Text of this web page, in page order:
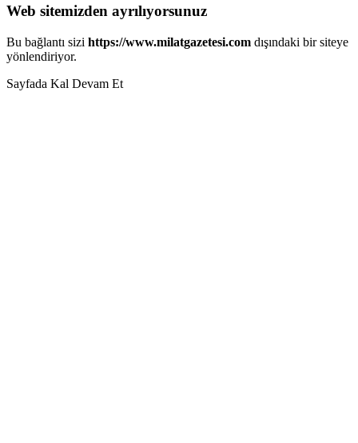
Web sitemizden ayrılıyorsunuz
Bu bağlantı sizi https://www.milatgazetesi.com dışındaki bir siteye
yönlendiriyor.
Sayfada Kal Devam Et